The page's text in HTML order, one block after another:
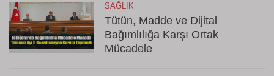
SAĞLIK
Tütün, Madde ve Dijital
Bağımlılığa Karşı Ortak
Mücadele